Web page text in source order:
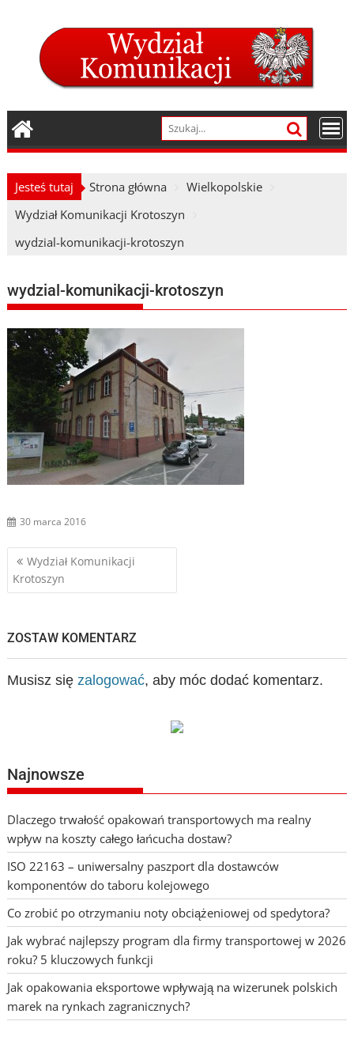
Jesteś tutaj Strona główna
Wielkopolskie
Wydział Komunikacji Krotoszyn
wydzial-komunikacji-krotoszyn
wydzial-komunikacji-krotoszyn
30 marca 2016
Nawigacja
wpisu
Wydział Komunikacji
Krotoszyn
ZOSTAW KOMENTARZ
Musisz się zalogować, aby móc dodać komentarz.
Najnowsze
Dlaczego trwałość opakowań transportowych ma realny
wpływ na koszty całego łańcucha dostaw?
ISO 22163 – uniwersalny paszport dla dostawców
komponentów do taboru kolejowego
Co zrobić po otrzymaniu noty obciążeniowej od spedytora?
Jak wybrać najlepszy program dla firmy transportowej w 2026
roku? 5 kluczowych funkcji
Jak opakowania eksportowe wpływają na wizerunek polskich
marek na rynkach zagranicznych?